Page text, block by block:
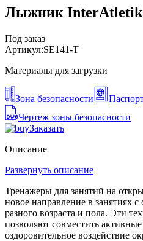
Лыжник
Под заказ
Артикул:SE141-T
Материалы для загрузки
Зона безопасности
Чертеж зоны безопасности
Заказать
Описание
Развернуть описание
Тренажеры для занятий на
новое направление в занятиях
разного возраста и пола. Эти
позволяют совместить
оздоровительное воздействие